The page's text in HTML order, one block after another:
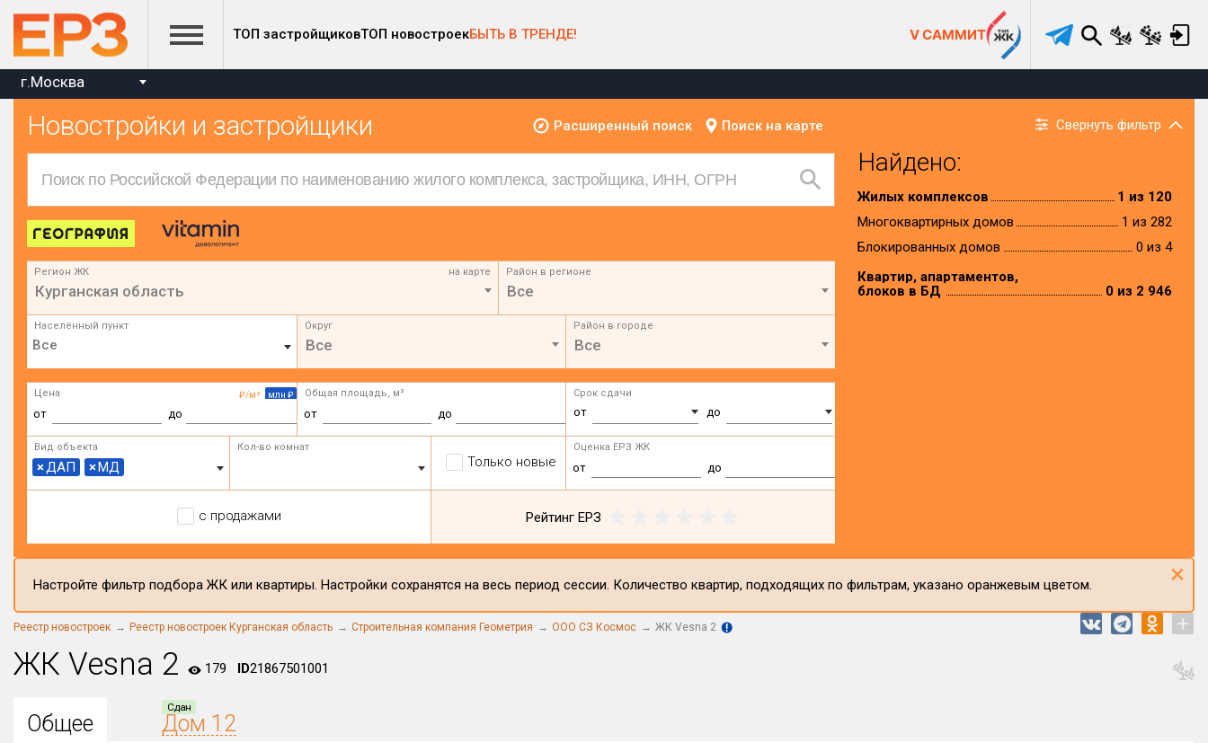
ТОП застройщиковТОП новостроекБЫТЬ В ТРЕНДЕ! V САММИТ
г.Москва
Новостройки и застройщики Расширенный поиск Поиск на карте Свернуть фильтр
Регион ЖК на карте
Курганская область
Район в регионе
Все
Населённый пункт Округ
Все
Район в городе
Все
₽/м² млн ₽
Цена
от до
Общая площадь, м²
от до
Срок сдачи
от до
Вид объекта
×ДАП ×МД
Кол-во комнат
Только новые
Оценка ЕРЗ ЖК
от до
с продажами Рейтинг ЕРЗ
Найдено:
Жилых комплексов
1 из 120
Многоквартирных домов
1 из 282
Блокированных домов
0 из 4
Квартир, апартаментов,
блоков в БД
0 из 2 946
Настройте фильтр подбора ЖК или квартиры. Настройки сохранятся на весь период сессии. Количество квартир, подходящих по фильтрам, указано оранжевым цветом. ×
Реестр новостроек Реестр новостроек Курганская область Строительная компания Геометрия ООО СЗ Космос ЖК Vesna 2 +
ЖК Vesna 2 179 ID21867501001
Общее
Сдан
Дом 12